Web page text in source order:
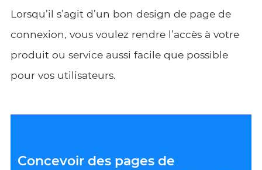
Lorsqu’il s’agit d’un bon design de page de
connexion, vous voulez rendre l’accès à votre
produit ou service aussi facile que possible
pour vos utilisateurs.
Concevoir des pages de